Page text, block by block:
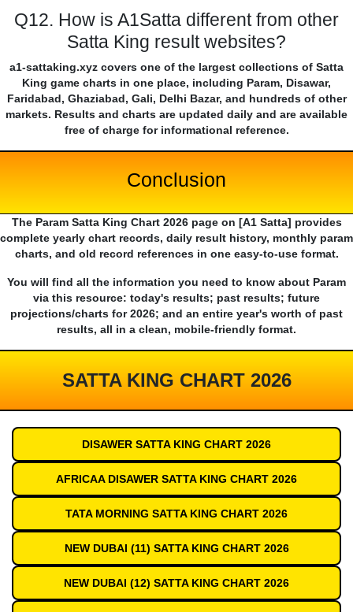
Q12. How is A1Satta different from other
Satta King result websites?
a1-sattaking.xyz covers one of the largest collections of Satta
King game charts in one place, including Param, Disawar,
Faridabad, Ghaziabad, Gali, Delhi Bazar, and hundreds of other
markets. Results and charts are updated daily and are available
free of charge for informational reference.
Conclusion
The Param Satta King Chart 2026 page on [A1 Satta] provides
complete yearly chart records, daily result history, monthly param
charts, and old record references in one easy-to-use format.
You will find all the information you need to know about Param
via this resource: today's results; past results; future
projections/charts for 2026; and an entire year's worth of past
results, all in a clean, mobile-friendly format.
SATTA KING CHART 2026
DISAWER SATTA KING CHART 2026
AFRICAA DISAWER SATTA KING CHART 2026
TATA MORNING SATTA KING CHART 2026
NEW DUBAI (11) SATTA KING CHART 2026
NEW DUBAI (12) SATTA KING CHART 2026